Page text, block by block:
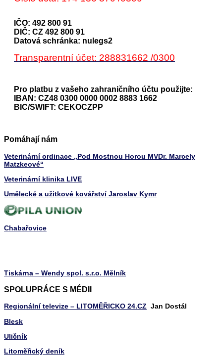
IČO: 492 800 91
DIČ: CZ 492 800 91
Datová schránka: nulegs2
Transparentní účet: 288831662 /0300
Pro platbu z vašeho zahraničního účtu použijte:
IBAN: CZ48 0300 0000 0002 8883 1662
BIC/SWIFT: CEKOCZPP
Pomáhají nám
Veterinární ordinace „Pod Mostnou Horou MVDr. Marcely
Matzkeové“
Veterinární klinika LIVE
Umělecké a užitkové kovářství Jaroslav Kymr
Chabařovice
Tiskárna – Wendy spol. s.r.o. Mělník
SPOLUPRÁCE S MÉDII
Regionální televize – LITOMĚŘICKO 24.CZ Jan Dostál
Blesk
Uličník
Litoměřický deník